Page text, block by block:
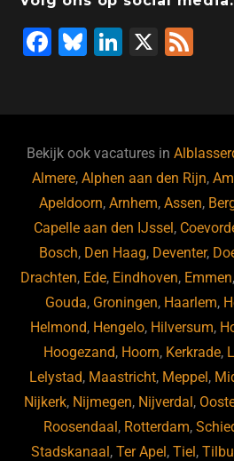
F
b
o
o
k
Bl
ky
Li
dI
n
X
Bekijk ook vacatures in
Almere,Alphen aan den Rijn,
Apeldoorn,Arnhem,Assen,
Capelle aan den IJssel ,
Bosch, Den Haag, Deventer,
Drachten, Ede, Eindhoven, Emmen,
Gouda, Groningen, Haarlem,
Helmond, Hengelo, Hilversum,
Hoogezand, Hoorn, Kerkrade,
Lelystad, Maastricht, Meppel ,
Nijkerk, Nijmegen, Nijverdal ,
Roosendaal , Rotterdam,
Stadskanaal ,Ter Apel ,Tiel ,